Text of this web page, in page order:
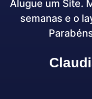
Alugue um Site.
semanas e o